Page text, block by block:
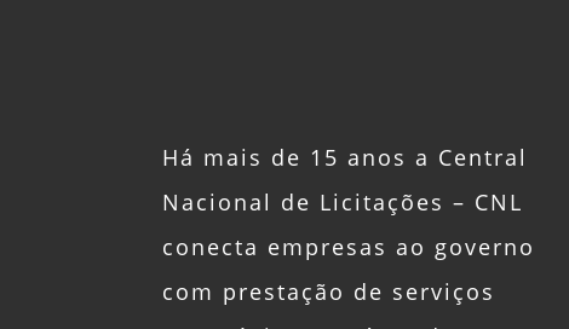
Há mais de 15 anos a Central
Nacional de Licitações – CNL
conecta empresas ao governo
com prestação de serviços